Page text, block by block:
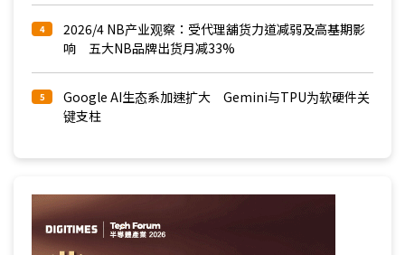
4
2026/4 NB产业观察：受代理舖货力道减弱及高基期影
响 五大NB品牌出货月减33%
5
Google AI生态系加速扩大 Gemini与TPU为软硬件关
键支柱